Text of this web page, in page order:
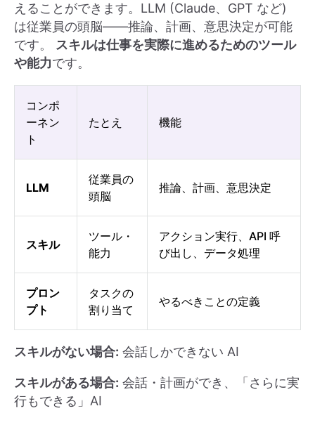
えることができます。LLM (Claude、GPT など)
は従業員の頭脳――推論、計画、意思決定が可能
です。 スキルは仕事を実際に進めるためのツール
や能力です。
コンポ
ーネン
ト
たとえ 機能
LLM
従業員の
頭脳
推論、計画、意思決定
スキル
ツール・
能力
アクション実行、API 呼
び出し、データ処理
プロン
プト
タスクの
割り当て
やるべきことの定義
スキルがない場合: 会話しかできない AI
スキルがある場合: 会話・計画ができ、「さらに実
行もできる」AI